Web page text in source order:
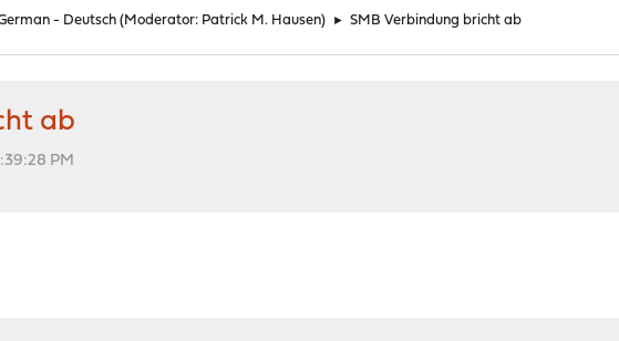
- Deutsch (Moderator: Patrick M. Hausen) ► SMB Verbindung bricht ab
ab
PM